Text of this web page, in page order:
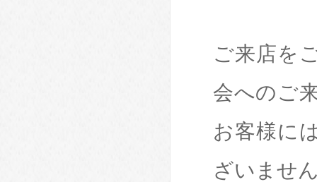
ご来店を
会へのご
お客様に
ざいませ